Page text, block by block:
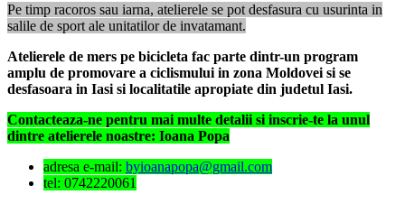
Pe timp racoros sau iarna, atelierele se pot desfasura cu usurinta in
salile de sport ale unitatilor de invatamant.
Atelierele de mers pe bicicleta fac parte dintr-un program
amplu de promovare a ciclismului in zona Moldovei si se
desfasoara in Iasi si localitatile apropiate din judetul Iasi.
Contacteaza-ne pentru mai multe detalii si inscrie-te la unul
dintre atelierele noastre: Ioana Popa
adresa e-mail: byioanapopa@gmail.com
tel: 0742220061